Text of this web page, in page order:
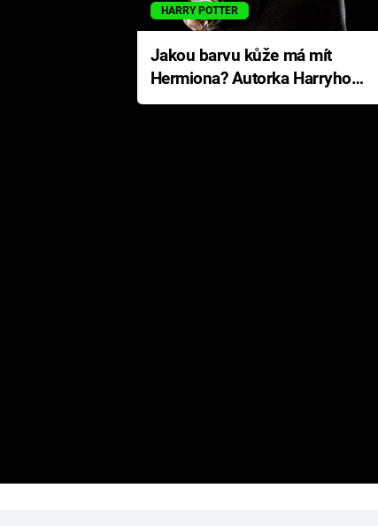
HARRY POTTER
Jakou barvu kůže má mít
Hermiona? Autorka Harryho
Pottera přišla s ráznou